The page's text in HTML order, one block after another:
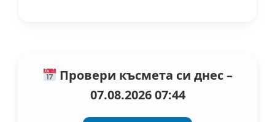
Провери късмета си днес –
07.08.2026 07:44